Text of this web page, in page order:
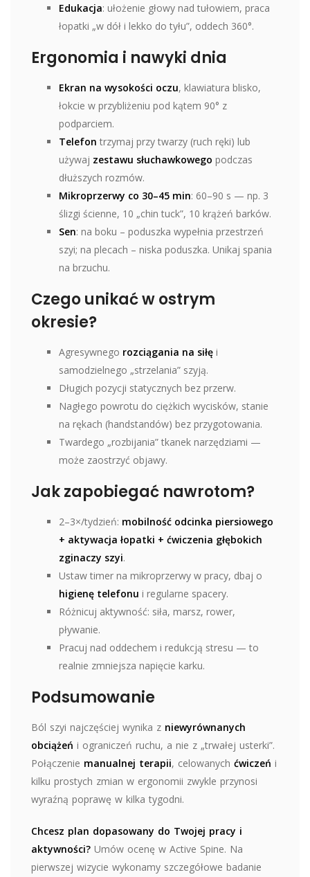
Edukacja: ułożenie głowy nad tułowiem, praca
łopatki „w dół i lekko do tyłu”, oddech 360°.
Ergonomia i nawyki dnia
Ekran na wysokości oczu, klawiatura blisko,
łokcie w przybliżeniu pod kątem 90° z
podparciem.
Telefon trzymaj przy twarzy (ruch ręki) lub
używaj zestawu słuchawkowego podczas
dłuższych rozmów.
Mikroprzerwy co 30–45 min: 60–90 s — np. 3
ślizgi ścienne, 10 „chin tuck”, 10 krążeń barków.
Sen: na boku – poduszka wypełnia przestrzeń
szyi; na plecach – niska poduszka. Unikaj spania
na brzuchu.
Czego unikać w ostrym
okresie?
Agresywnego rozciągania na siłę i
samodzielnego „strzelania” szyją.
Długich pozycji statycznych bez przerw.
Nagłego powrotu do ciężkich wycisków, stanie
na rękach (handstandów) bez przygotowania.
Twardego „rozbijania” tkanek narzędziami —
może zaostrzyć objawy.
Jak zapobiegać nawrotom?
2–3×/tydzień: mobilność odcinka piersiowego
+ aktywacja łopatki + ćwiczenia głębokich
zginaczy szyi.
Ustaw timer na mikroprzerwy w pracy, dbaj o
higienę telefonu i regularne spacery.
Różnicuj aktywność: siła, marsz, rower,
pływanie.
Pracuj nad oddechem i redukcją stresu — to
realnie zmniejsza napięcie karku.
Podsumowanie
Ból szyi najczęściej wynika z niewyrównanych
obciążeń i ograniczeń ruchu, a nie z „trwałej usterki”.
Połączenie manualnej terapii, celowanych ćwiczeń i
kilku prostych zmian w ergonomii zwykle przynosi
wyraźną poprawę w kilka tygodni.
Chcesz plan dopasowany do Twojej pracy i
aktywności? Umów ocenę w Active Spine. Na
pierwszej wizycie wykonamy szczegółowe badanie